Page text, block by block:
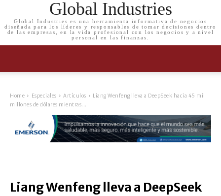
Global Industries
Global Industries es una herramienta informativa de negocios
diseñada para los líderes y responsables de tomar decisiones dentro
de las empresas, en la vida profesional con los negocios y a nivel
personal en las finanzas.
Home Especiales Artículos
Liang Wenfeng lleva a DeepSeek hacia 45 mil
millones de dólares mientras...
Liang Wenfeng lleva a DeepSeek